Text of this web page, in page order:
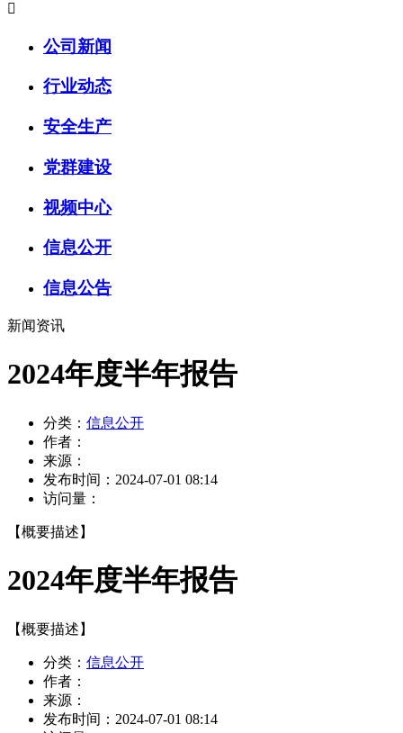

公司新闻
行业动态
安全生产
党群建设
视频中心
信息公开
信息公告
新闻资讯
2024年度半年报告
分类： 信息公开
作者：
来源：
发布时间： 2024-07-01 08:14
访问量：
【概要描述】
2024年度半年报告
【概要描述】
分类： 信息公开
作者：
来源：
发布时间： 2024-07-01 08:14